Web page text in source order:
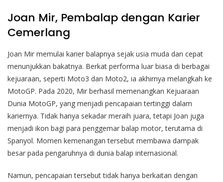
Joan Mir, Pembalap dengan Karier
Cemerlang
Joan Mir memulai karier balapnya sejak usia muda dan cepat
menunjukkan bakatnya. Berkat performa luar biasa di berbagai
kejuaraan, seperti Moto3 dan Moto2, ia akhirnya melangkah ke
MotoGP. Pada 2020, Mir berhasil memenangkan Kejuaraan
Dunia MotoGP, yang menjadi pencapaian tertinggi dalam
kariernya. Tidak hanya sekadar meraih juara, tetapi Joan juga
menjadi ikon bagi para penggemar balap motor, terutama di
Spanyol. Momen kemenangan tersebut membawa dampak
besar pada pengaruhnya di dunia balap internasional.
Namun, pencapaian tersebut tidak hanya berkaitan dengan